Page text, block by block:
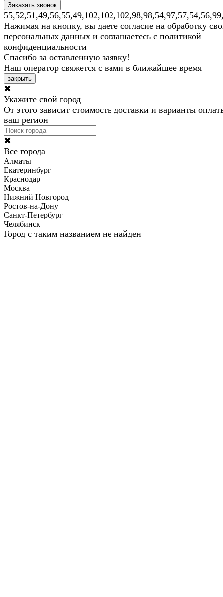
Нажимая на кнопку, вы даете согласие на обработку
персональных данных и соглашаетесь с политикой
конфиденциальности
Спасибо за оставленную заявку!
Наш оператор свяжется с вами в ближайшее время
закрыть
✖
Укажите свой город
От этого зависит стоимость доставки и варианты
ваш регион
✖
Все города
Алматы
Екатеринбург
Краснодар
Москва
Нижний Новгород
Ростов-на-Дону
Санкт-Петербург
Челябинск
Город с таким названием не найден